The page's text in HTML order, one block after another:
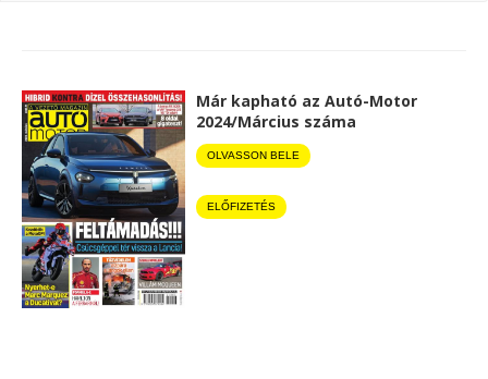
Már kapható az Autó-Motor
2024/Március száma
OLVASSON BELE
ELŐFIZETÉS